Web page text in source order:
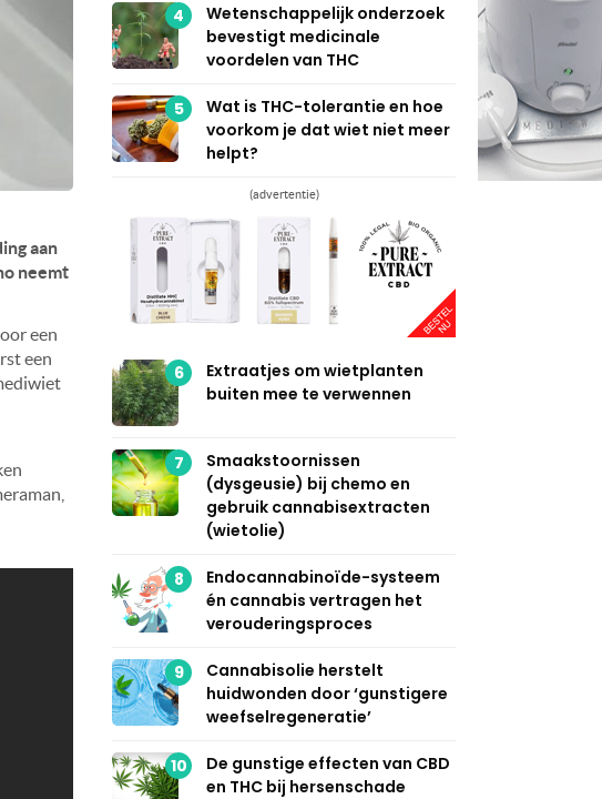
aan
neemt
een
een
4
Wetenschappelijk onderzoek
bevestigt medicinale
voordelen van THC
5
Wat is THC-tolerantie en hoe
voorkom je dat wiet niet meer
helpt?
(advertentie)
6
Extraatjes om wietplanten
buiten mee te verwennen
7
Smaakstoornissen
(dysgeusie) bij chemo en
gebruik cannabisextracten
(wietolie)
8
Endocannabinoïde-systeem
én cannabis vertragen het
verouderingsproces
9
Cannabisolie herstelt
huidwonden door ‘gunstigere
weefselregeneratie’
10
De gunstige effecten van CBD
en THC bij hersenschade